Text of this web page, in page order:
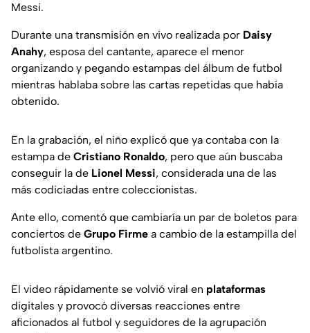
Messi.
Durante una transmisión en vivo realizada por Daisy
Anahy, esposa del cantante, aparece el menor
organizando y pegando estampas del álbum de futbol
mientras hablaba sobre las cartas repetidas que había
obtenido.
En la grabación, el niño explicó que ya contaba con la
estampa de Cristiano Ronaldo, pero que aún buscaba
conseguir la de Lionel Messi, considerada una de las
más codiciadas entre coleccionistas.
Ante ello, comentó que cambiaría un par de boletos para
conciertos de Grupo Firme a cambio de la estampilla del
futbolista argentino.
El video rápidamente se volvió viral en plataformas
digitales y provocó diversas reacciones entre
aficionados al futbol y seguidores de la agrupación